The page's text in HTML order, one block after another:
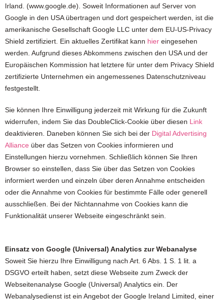
Irland. (www.google.de). Soweit Informationen auf Server von
Google in den USA übertragen und dort gespeichert werden, ist die
amerikanische Gesellschaft Google LLC unter dem EU-US-Privacy
Shield zertifiziert. Ein aktuelles Zertifikat kann hier eingesehen
werden. Aufgrund dieses Abkommens zwischen den USA und der
Europäischen Kommission hat letztere für unter dem Privacy Shield
zertifizierte Unternehmen ein angemessenes Datenschutzniveau
festgestellt.
Sie können Ihre Einwilligung jederzeit mit Wirkung für die Zukunft
widerrufen, indem Sie das DoubleClick-Cookie über diesen Link
deaktivieren. Daneben können Sie sich bei der Digital Advertising
Alliance über das Setzen von Cookies informieren und
Einstellungen hierzu vornehmen. Schließlich können Sie Ihren
Browser so einstellen, dass Sie über das Setzen von Cookies
informiert werden und einzeln über deren Annahme entscheiden
oder die Annahme von Cookies für bestimmte Fälle oder generell
ausschließen. Bei der Nichtannahme von Cookies kann die
Funktionalität unserer Webseite eingeschränkt sein.
Einsatz von Google (Universal) Analytics zur Webanalyse
Soweit Sie hierzu Ihre Einwilligung nach Art. 6 Abs. 1 S. 1 lit. a
DSGVO erteilt haben, setzt diese Webseite zum Zweck der
Webseitenanalyse Google (Universal) Analytics ein. Der
Webanalysedienst ist ein Angebot der Google Ireland Limited, einer